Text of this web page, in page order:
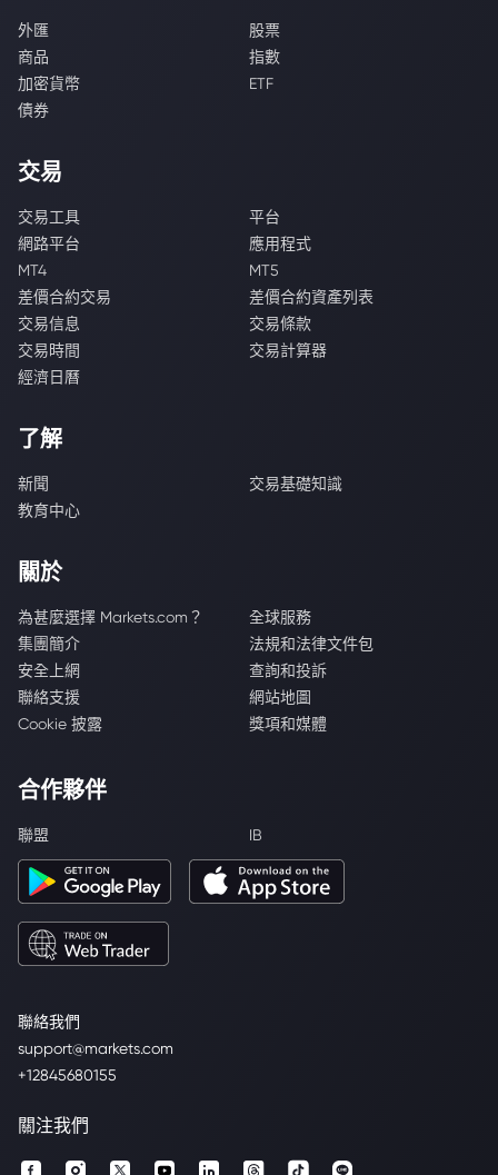
聯絡我們
support@markets.com
+12845680155
外匯
股票
商品
指數
加密貨幣
ETF
債券
交易
交易工具
平台
網路平台
應用程式
MT4
MT5
差價合約交易
差價合約資產列表
交易信息
交易條款
交易時間
交易計算器
經濟日曆
了解
新聞
交易基礎知識
教育中心
關於
為甚麼選擇 Markets.com？
全球服務
集團簡介
法規和法律文件包
安全上網
查詢和投訴
聯絡支援
網站地圖
Cookie 披露
獎項和媒體
合作夥伴
聯盟 IB
關注我們